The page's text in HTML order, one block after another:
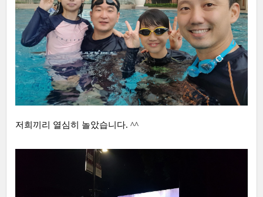
저희끼리 열심히 놀았습니다. ^^